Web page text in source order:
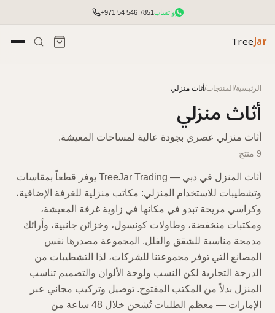
+971 54 546 7851واتساب
TreeJar
الرئيسية/ المنتجات/ أثاث منزلي
أثاث منزلي
أثاث منزلي عصري بجودة عالية لمساحات المعيشة.
9 منتج
أثاث المنزل في دبي — TreeJar Trading يوفر قطعاً بمقاسات
وتشطيبات للاستخدام المنزلي: مكاتب منزلية للغرفة الإضافية،
وكراسي مريحة تبدو في مكانها في زاوية غرفة المعيشة،
ومكتبات منخفضة، وطاولات كونسول، وخزائن جانبية، وأرائك
مدمجة مناسبة للشقق والفلل. المجموعة مصدرها نفس
المصانع التي توفر مجموعتنا للشركات، لذا التشطيبات من
الدرجة التجارية لكن النسب ولوحة الألوان والتصميم تناسب
المنزل بدلاً من المكتب المفتوح. توصيل وتركيب مجاني عبر
الإمارات — معظم الطلبات تُشحن خلال 48 ساعة من
تأثيث مكتبي شامل مع التخطيط والتركيب.
الوصول إلى الأسعار والمخزون وأدوات الطلب السريع.